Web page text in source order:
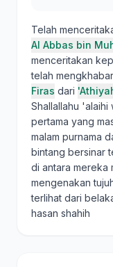
Telah
Al Abbas bin
menceritakan
telah
Firas dari
Shallallahu 'alaihi
pertama yang
malam purnama
bintang bersinar
di antara mereka
mengenakan
terlihat dari
hasan shahih